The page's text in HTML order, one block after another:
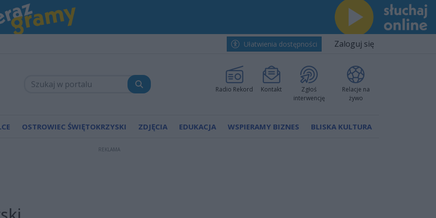
Ułatwienia dostępności Zaloguj się
Radio Rekord Kontakt
Zgłoś
interwencję
Relacje na
żywo
OSTROWIEC ŚWIĘTOKRZYSKI ZDJĘCIA EDUKACJA WSPIERAMY BIZNES BLISKA KULTURA
REKLAMA